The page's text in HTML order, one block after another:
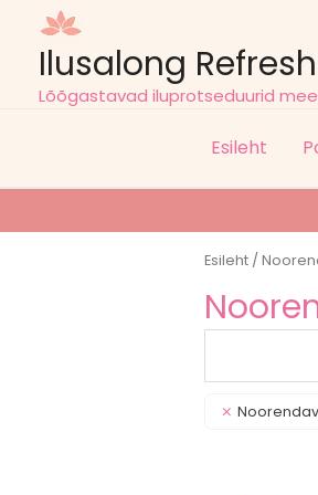
Ilusalong Refresh
Lõõgastavad iluprotseduurid
Esileht
Esileht /
Noorendav